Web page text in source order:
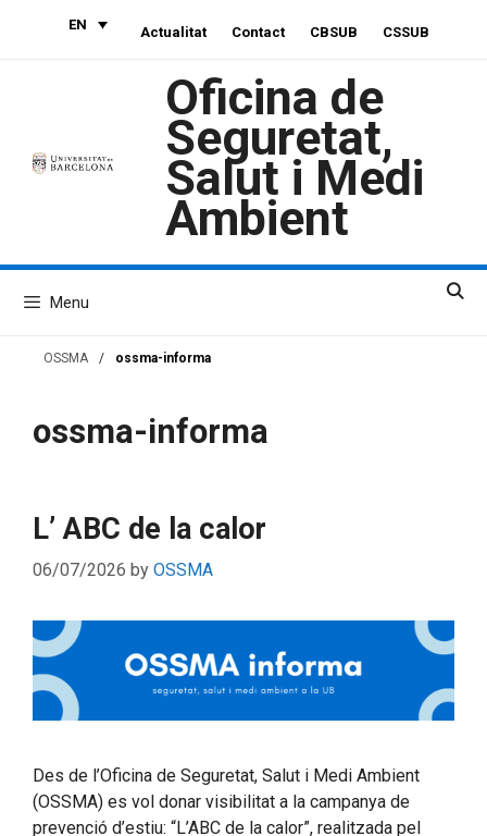
EN Actualitat Contact CBSUB CSSUB
Oficina de
Seguretat,
Salut i Medi
Ambient
Menu
OSSMA / ossma-informa
ossma-informa
L’ ABC de la calor
06/07/2026 by OSSMA
Des de l’Oficina de Seguretat, Salut i Medi Ambient
(OSSMA) es vol donar visibilitat a la campanya de
prevenció d’estiu: “L’ABC de la calor”, realitzada pel